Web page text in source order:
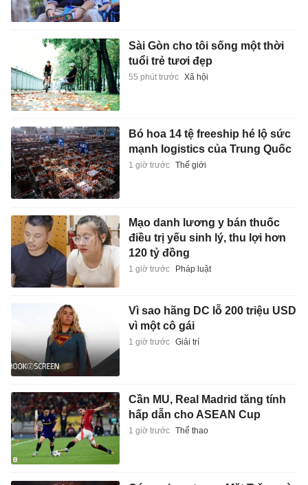
Sài Gòn cho tôi sống một thời
tuổi trẻ tươi đẹp
55 phút trước Xã hội
Bó hoa 14 tệ freeship hé lộ sức
mạnh logistics của Trung Quốc
1 giờ trước Thế giới
Mạo danh lương y bán thuốc
điều trị yếu sinh lý, thu lợi hơn
120 tỷ đồng
1 giờ trước Pháp luật
Vì sao hãng DC lỗ 200 triệu USD
vì một cô gái
1 giờ trước Giải trí
Cần MU, Real Madrid tăng tính
hấp dẫn cho ASEAN Cup
1 giờ trước Thể thao